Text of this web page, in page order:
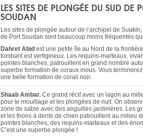
LES SITES DE PLONGÉE DU SUD DE
SOUDAN
Les sites de plongée autour de l’archipel de
de Port Soudan sont beaucoup moins fréquentés
Dahret Abid est une petite île au Nord de la
tombant est vertigineux. Les requins-marteaux,
pointes blanches, patrouillent en grand nombre
superbe formation de coraux mous. Vous
une belle formation de corail noir.
Shaab Ambar. Ce grand récif avec un lagon au
pour le mouillage et les plongées de nuit. On
zone de sable avec des anguilles jardinières. Les
et les thons à dents de chien patrouillent au milieu
pointes blanches, des requins-marteaux et des
C’est une superbe plongée !